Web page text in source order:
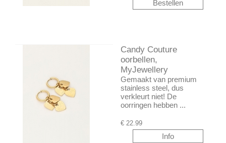
Candy Couture
oorbellen,
MyJewellery
Gemaakt van premium
stainless steel, dus
verkleurt niet! De
oorringen hebben ...
€ 22.99